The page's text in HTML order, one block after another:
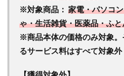
イン
トサ
イト
がお
得か
比較
（ポ
※対象商品： 家電・パソコ
ゃ・生活雑貨・医薬品・ふと
※商品本体の価格のみ対象
るサービス料はすべて対象外